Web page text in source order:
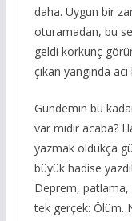
daha. Uygun bir
oturamadan, bu
geldi korkunç
çıkan yangında
Gündemin bu
var mıdır acaba?
yazmak oldukça
büyük hadise
Deprem, patlama,
tek gerçek: Ölüm.